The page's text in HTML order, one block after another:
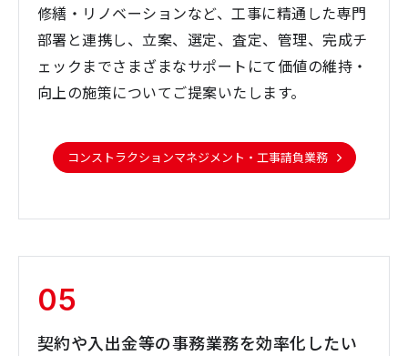
修繕・リノベーションなど、工事に精通した専門
部署と連携し、立案、選定、査定、管理、完成チ
ェックまでさまざまなサポートにて価値の維持・
向上の施策についてご提案いたします。
コンストラクションマネジメント・工事請負業務
05
契約や入出金等の事務業務を効率化したい